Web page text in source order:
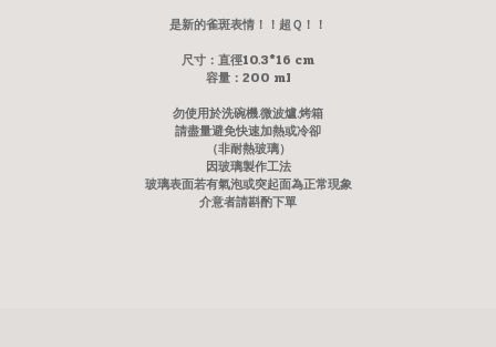
是新的雀斑表情！！超Ｑ！！
尺寸：直徑10.3*16 cm
容量：200 ml
勿使用於洗碗機.微波爐.烤箱
請盡量避免快速加熱或冷卻
（非耐熱玻璃）
因玻璃製作工法
玻璃表面若有氣泡或突起面為正常現象
介意者請斟酌下單